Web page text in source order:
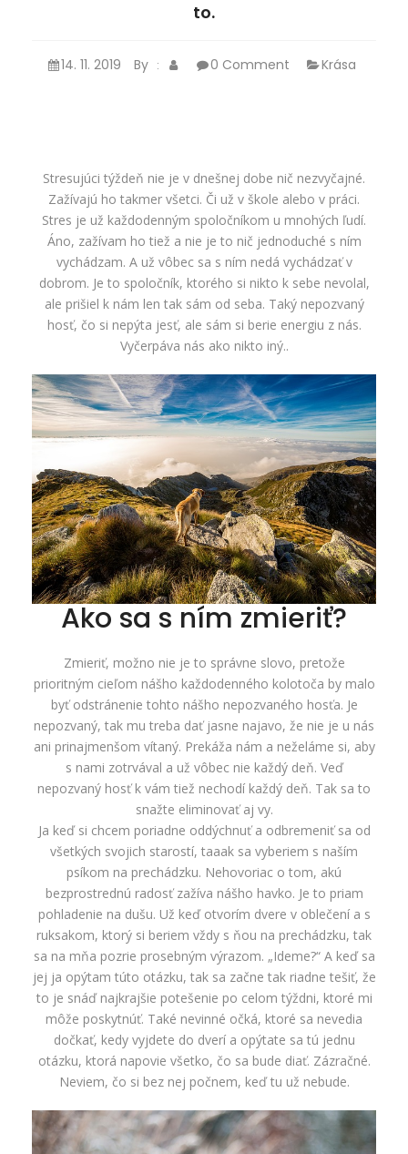
to.
14. 11. 2019 By : 0 Comment Krása
Stresujúci týždeň nie je v dnešnej dobe nič nezvyčajné.
Zažívajú ho takmer všetci. Či už v škole alebo v práci.
Stres je už každodenným spoločníkom u mnohých ľudí.
Áno, zažívam ho tiež a nie je to nič jednoduché s ním
vychádzam. A už vôbec sa s ním nedá vychádzať v
dobrom. Je to spoločník, ktorého si nikto k sebe nevolal,
ale prišiel k nám len tak sám od seba. Taký nepozvaný
hosť, čo si nepýta jesť, ale sám si berie energiu z nás.
Vyčerpáva nás ako nikto iný..
Ako sa s ním zmieriť?
Zmieriť, možno nie je to správne slovo, pretože
prioritným cieľom nášho každodenného kolotoča by malo
byť odstránenie tohto nášho nepozvaného hosťa. Je
nepozvaný, tak mu treba dať jasne najavo, že nie je u nás
ani prinajmenšom vítaný. Prekáža nám a neželáme si, aby
s nami zotrvával a už vôbec nie každý deň. Veď
nepozvaný hosť k vám tiež nechodí každý deň. Tak sa to
snažte eliminovať aj vy.
Ja keď si chcem poriadne oddýchnuť a odbremeniť sa od
všetkých svojich starostí, taaak sa vyberiem s naším
psíkom na prechádzku. Nehovoriac o tom, akú
bezprostrednú radosť zažíva nášho havko. Je to priam
pohladenie na dušu. Už keď otvorím dvere v oblečení a s
ruksakom, ktorý si beriem vždy s ňou na prechádzku, tak
sa na mňa pozrie prosebným výrazom. „Ideme?“ A keď sa
jej ja opýtam túto otázku, tak sa začne tak riadne tešiť, že
to je snáď najkrajšie potešenie po celom týždni, ktoré mi
môže poskytnúť. Také nevinné očká, ktoré sa nevedia
dočkať, kedy vyjdete do dverí a opýtate sa tú jednu
otázku, ktorá napovie všetko, čo sa bude diať. Zázračné.
Neviem, čo si bez nej počnem, keď tu už nebude.